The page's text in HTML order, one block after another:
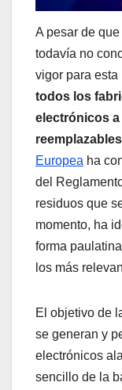
A pesar de
todavía no
vigor para
todos los
electrónicos
Europea ha
del
residuos que
momento, ha
forma
los más
El objetivo de
se generan y
electrónicos
sencillo de la